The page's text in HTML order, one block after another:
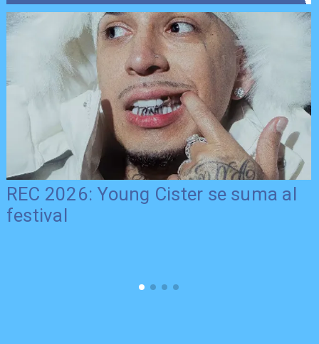
REC 2026: Young Cister se suma al
festival